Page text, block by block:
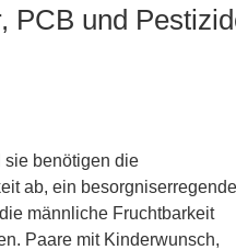
PCB und
sie benötigen die
ab, ein
männliche Fruchtbarkeit
Paare mit Kinderwunsch,